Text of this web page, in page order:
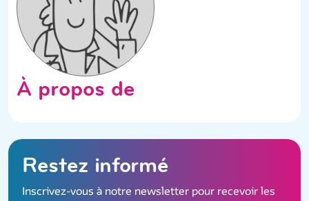
À propos de
Restez informé
Inscrivez-vous à notre newsletter pour recevoir les